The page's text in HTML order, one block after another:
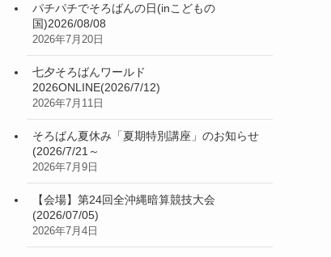
パチパチでそろばんの日(inこどもの
国)2026/08/08
2026年7月20日
七夕そろばんワールド
2026ONLINE(2026/7/12)
2026年7月11日
そろばん夏休み「夏期特別講座」のお知らせ
(2026/7/21～
2026年7月9日
【会場】第24回全沖縄暗算競技大会
(2026/07/05)
2026年7月4日